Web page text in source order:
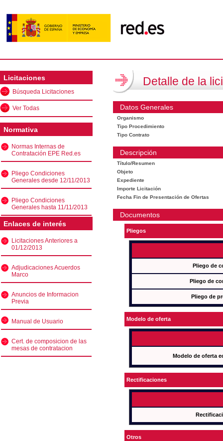
Licitaciones
Búsqueda Licitaciones
Ver Todas
Normativa
Normas Internas de
Contratación EPE Red.es
Pliego Condiciones
Generales desde 12/11/2013
Pliego Condiciones
Generales hasta 11/11/2013
Enlaces de interés
Licitaciones Anteriores a
01/12/2013
Adjudicaciones Acuerdos
Marco
Anuncios de Informacion
Previa
Manual de Usuario
Cert. de composicion de las
mesas de contratacion
Detalle de la
Datos Generales
Organismo
Tipo Procedimiento
Tipo Contrato
Descripción
Título/Resumen
Objeto
Expediente
Importe Licitación
Fecha Fin de Presentación de Ofertas
Documentos
Pliegos
Pliego de
Pliego de
Pliego de
Modelo de oferta
Modelo de oferta
Rectificaciones
Otros